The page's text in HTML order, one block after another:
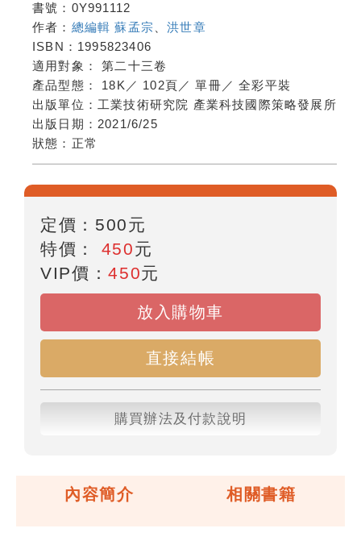
書號： 0Y991112
作者： 總編輯 蘇孟宗 、洪世章
ISBN： 1995823406
適用對象：第二十三卷
產品型態： 18K ／ 102頁 ／單冊 ／全彩平裝
出版單位： 工業技術研究院 產業科技國際策略發展所
出版日期： 2021/6/25
狀態： 正常
定價： 500元
特價： 450元
VIP價：450元
放入購物車
直接結帳
購買辦法及付款說明
內容簡介 相關書籍